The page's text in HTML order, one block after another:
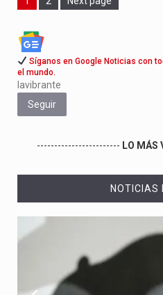
Síganos en Google Noticias con
el mundo.
lavibrante
Seguir
------------------------ LO MÁS
NOTICIAS